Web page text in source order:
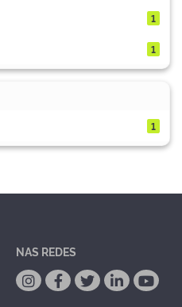
1
1
1
NAS REDES